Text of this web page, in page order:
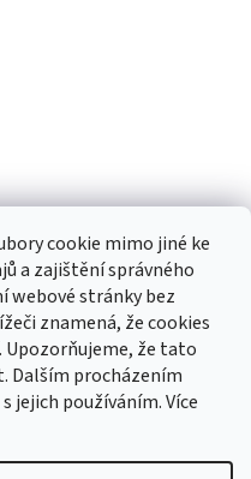
cookie mimo jiné ke
a zajištění správného
webové stránky bez
znamená, že cookies
Upozorňujeme, že tato
Dalším procházením
jejich používáním. Více
Facebook